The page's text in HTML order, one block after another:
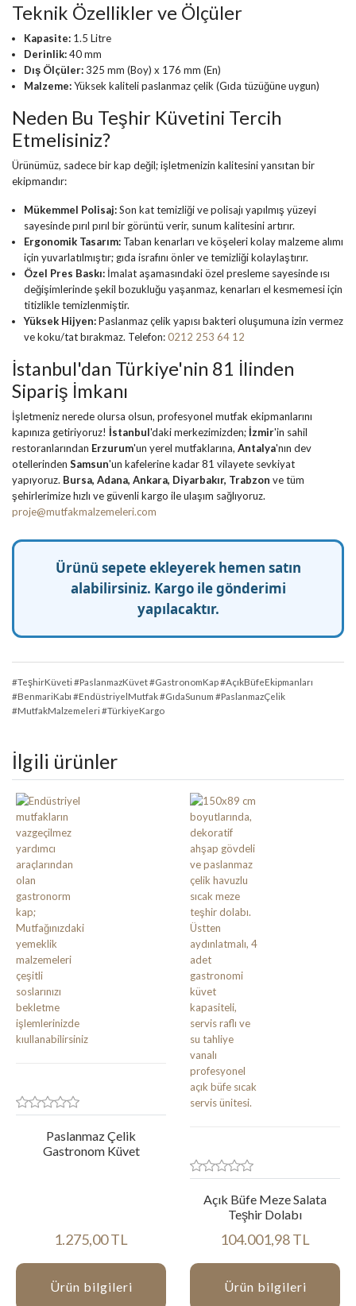
Teknik Özellikler ve Ölçüler
Kapasite: 1.5 Litre
Derinlik:40 mm
Dış Ölçüler:325 mm (Boy) x 176 mm (En)
Malzeme:Yüksek kaliteli paslanmaz çelik (Gıda tüzüğüne uygun)
Neden Bu Teşhir Küvetini Tercih
Etmelisiniz?
Ürünümüz, sadece bir kap değil; işletmenizin kalitesini yansıtan bir
ekipmandır:
Mükemmel Polisaj:Son kat temizliği ve polisajı yapılmış yüzeyi
sayesinde pırıl pırıl bir görüntü verir, sunum kalitesini artırır.
Ergonomik Tasarım: Taban kenarları ve köşeleri kolay malzeme alımı
için yuvarlatılmıştır; gıda israfını önler ve temizliği kolaylaştırır.
Özel Pres Baskı: İmalat aşamasındaki özel presleme sayesinde ısı
değişimlerinde şekil bozukluğu yaşanmaz, kenarları el kesmemesi için
titizlikle temizlenmiştir.
Yüksek Hijyen:Paslanmaz çelik yapısı bakteri oluşumuna izin vermez
ve koku/tat bırakmaz. Telefon:0212 253 64 12
İstanbul'dan Türkiye'nin 81 İlinden
Sipariş İmkanı
İşletmeniz nerede olursa olsun, profesyonel mutfak ekipmanlarını
kapınıza getiriyoruz! İstanbul'daki merkezimizden;İzmir'in sahil
restoranlarından Erzurum'un yerel mutfaklarına, Antalya'nın dev
otellerinden Samsun'un kafelerine kadar 81 vilayete sevkiyat
yapıyoruz. Bursa, Adana, Ankara, Diyarbakır, Trabzon ve tüm
şehirlerimize hızlı ve güvenli kargo ile ulaşım sağlıyoruz.
proje@mutfakmalzemeleri.com
Ürünü sepete ekleyerek hemen satın
alabilirsiniz. Kargo ile gönderimi
yapılacaktır.
#TeşhirKüveti #PaslanmazKüvet #GastronomKap #AçıkBüfeEkipmanları
#BenmariKabı #EndüstriyelMutfak #GıdaSunum #PaslanmazÇelik
#MutfakMalzemeleri #TürkiyeKargo
İlgili ürünler
Paslanmaz Çelik
Gastronom Küvet
1.275,00 TL
Ürün bilgileri
Açık Büfe Meze Salata
Teşhir Dolabı
104.001,98 TL
Ürün bilgileri